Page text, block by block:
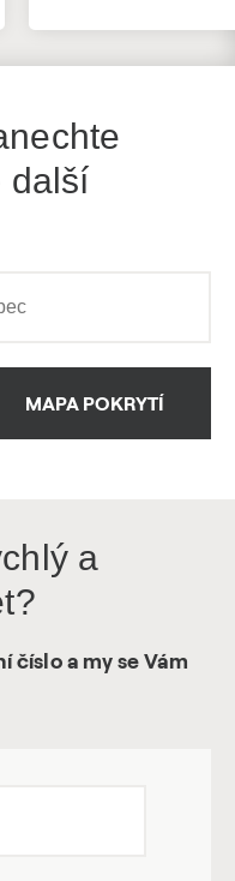
další
MAPA POKRYTÍ
a
číslo a my se Vám